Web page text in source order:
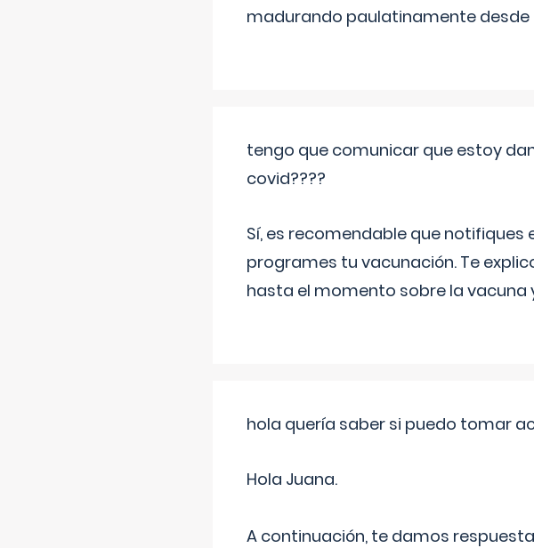
madurando paulatinamente desde
tengo que comunicar que estoy
covid????
Sí, es recomendable que
programes tu vacunación. Te
hasta el momento sobre la vacuna
hola quería saber si puedo tomar
Hola Juana.
A continuación, te damos